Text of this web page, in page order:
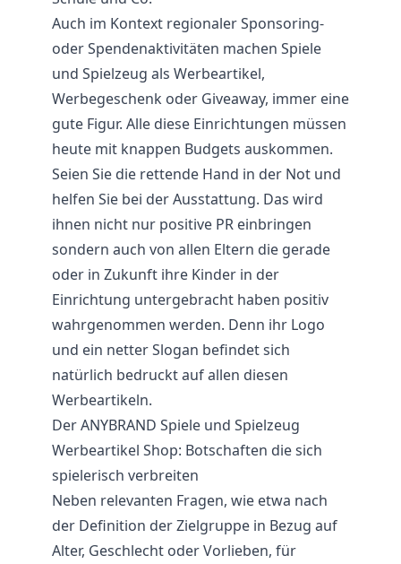
Auch im Kontext regionaler Sponsoring-
oder Spendenaktivitäten machen Spiele
und Spielzeug als Werbeartikel,
Werbegeschenk oder Giveaway, immer eine
gute Figur. Alle diese Einrichtungen müssen
heute mit knappen Budgets auskommen.
Seien Sie die rettende Hand in der Not und
helfen Sie bei der Ausstattung. Das wird
ihnen nicht nur positive PR einbringen
sondern auch von allen Eltern die gerade
oder in Zukunft ihre Kinder in der
Einrichtung untergebracht haben positiv
wahrgenommen werden. Denn ihr Logo
und ein netter Slogan befindet sich
natürlich bedruckt auf allen diesen
Werbeartikeln.
Der ANYBRAND Spiele und Spielzeug
Werbeartikel Shop: Botschaften die sich
spielerisch verbreiten
Neben relevanten Fragen, wie etwa nach
der Definition der Zielgruppe in Bezug auf
Alter, Geschlecht oder Vorlieben, für